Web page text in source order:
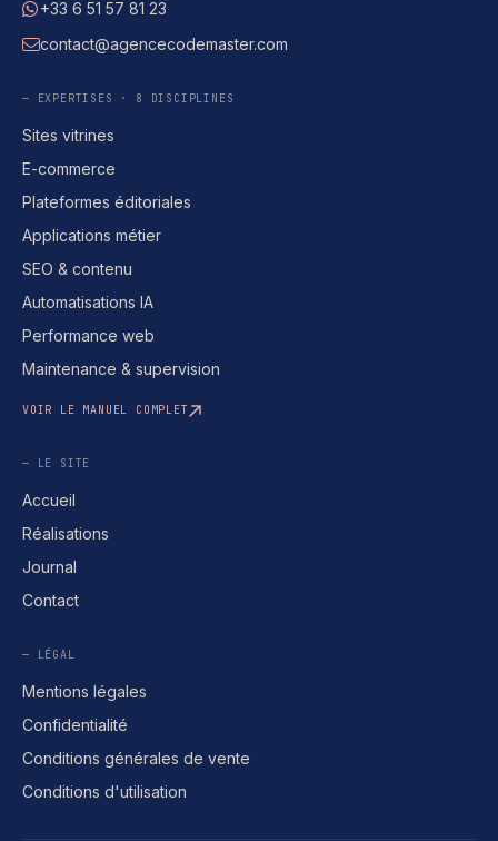
WhatsApp
+33 6 51 57 81 23
E-mailcontact@agencecodemaster.com
— EXPERTISES · 8 DISCIPLINES
Sites vitrines
E-commerce
Plateformes éditoriales
Applications métier
SEO & contenu
Automatisations IA
Performance web
Maintenance & supervision
VOIR LE MANUEL COMPLET
— LE SITE
Accueil
Réalisations
Journal
Contact
— LÉGAL
Mentions légales
Confidentialité
Conditions générales de vente
Conditions d'utilisation